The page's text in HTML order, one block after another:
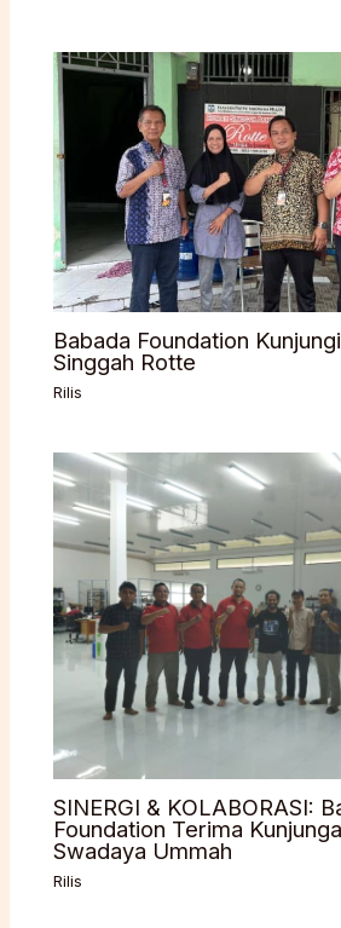
Babada Foundation
Singgah Rotte
Rilis
SINERGI & KOLABORASI:
Foundation Terima
Swadaya Ummah
Rilis